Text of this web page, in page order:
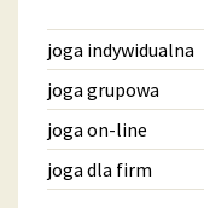
joga indywidualna
joga grupowa
joga on-line
joga dla firm